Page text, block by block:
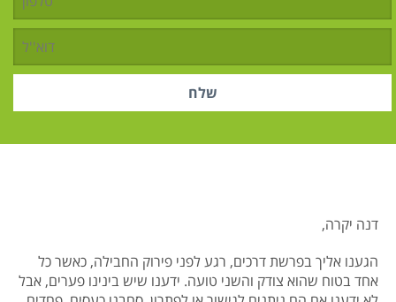
דנה יקרה,
הגענו אליך בפרשת דרכים, רגע לפני פירוק החבילה, כאשר כל
אחד בטוח שהוא צודק והשני טועה. ידענו שיש בינינו פערים, אבל